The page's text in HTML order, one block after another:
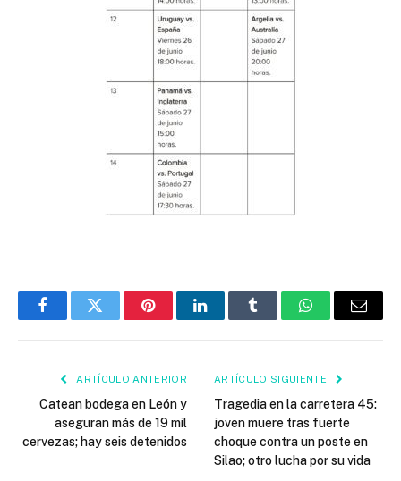
FacebookTwitter PinterestLinkedInTumblr WhatsAppEmail
ARTÍCULO ANTERIOR
Catean bodega en León y
aseguran más de 19 mil
cervezas; hay seis detenidos
ARTÍCULO SIGUIENTE
Tragedia en la carretera 45:
joven muere tras fuerte
choque contra un poste en
Silao; otro lucha por su vida